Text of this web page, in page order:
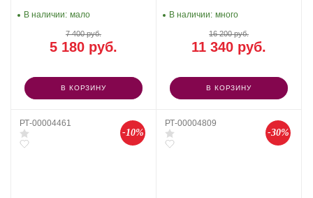
5 180 руб.
7 400 руб.
В наличии: мало
В КОРЗИНУ
11 340 руб.
16 200 руб.
В наличии: много
В КОРЗИНУ
РТ-00004461
-10%
РТ-00004809
-30%